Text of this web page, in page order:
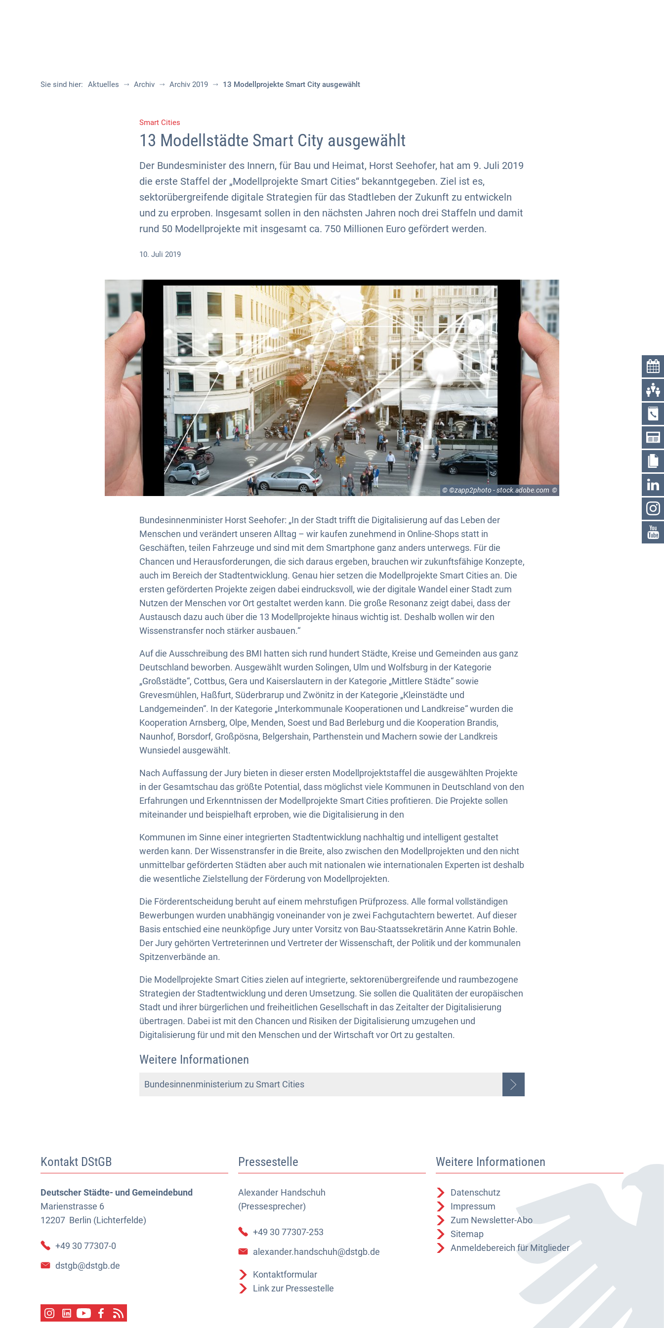
Sie sind hier: Aktuelles Archiv Archiv 2019 13 Modellprojekte Smart City ausgewählt
Smart Cities
13 Modellstädte Smart City ausgewählt
Der Bundesminister des Innern, für Bau und Heimat, Horst Seehofer, hat am 9. Juli 2019
die erste Staffel der „Modellprojekte Smart Cities“ bekanntgegeben. Ziel ist es,
sektorübergreifende digitale Strategien für das Stadtleben der Zukunft zu entwickeln
und zu erproben. Insgesamt sollen in den nächsten Jahren noch drei Staffeln und damit
rund 50 Modellprojekte mit insgesamt ca. 750 Millionen Euro gefördert werden.
10. Juli 2019
© ©zapp2photo - stock.adobe.com
Bundesinnenminister Horst Seehofer: „In der Stadt trifft die Digitalisierung auf das Leben der
Menschen und verändert unseren Alltag – wir kaufen zunehmend in Online-Shops statt in
Geschäften, teilen Fahrzeuge und sind mit dem Smartphone ganz anders unterwegs. Für die
Chancen und Herausforderungen, die sich daraus ergeben, brauchen wir zukunftsfähige Konzepte,
auch im Bereich der Stadtentwicklung. Genau hier setzen die Modellprojekte Smart Cities an. Die
ersten geförderten Projekte zeigen dabei eindrucksvoll, wie der digitale Wandel einer Stadt zum
Nutzen der Menschen vor Ort gestaltet werden kann. Die große Resonanz zeigt dabei, dass der
Austausch dazu auch über die 13 Modellprojekte hinaus wichtig ist. Deshalb wollen wir den
Wissenstransfer noch stärker ausbauen.“
Auf die Ausschreibung des BMI hatten sich rund hundert Städte, Kreise und Gemeinden aus ganz
Deutschland beworben. Ausgewählt wurden Solingen, Ulm und Wolfsburg in der Kategorie
„Großstädte“, Cottbus, Gera und Kaiserslautern in der Kategorie „Mittlere Städte“ sowie
Grevesmühlen, Haßfurt, Süderbrarup und Zwönitz in der Kategorie „Kleinstädte und
Landgemeinden“. In der Kategorie „Interkommunale Kooperationen und Landkreise“ wurden die
Kooperation Arnsberg, Olpe, Menden, Soest und Bad Berleburg und die Kooperation Brandis,
Naunhof, Borsdorf, Großpösna, Belgershain, Parthenstein und Machern sowie der Landkreis
Wunsiedel ausgewählt.
Nach Auffassung der Jury bieten in dieser ersten Modellprojektstaffel die ausgewählten Projekte
in der Gesamtschau das größte Potential, dass möglichst viele Kommunen in Deutschland von den
Erfahrungen und Erkenntnissen der Modellprojekte Smart Cities profitieren. Die Projekte sollen
miteinander und beispielhaft erproben, wie die Digitalisierung in den
Kommunen im Sinne einer integrierten Stadtentwicklung nachhaltig und intelligent gestaltet
werden kann. Der Wissenstransfer in die Breite, also zwischen den Modellprojekten und den nicht
unmittelbar geförderten Städten aber auch mit nationalen wie internationalen Experten ist deshalb
die wesentliche Zielstellung der Förderung von Modellprojekten.
Die Förderentscheidung beruht auf einem mehrstufigen Prüfprozess. Alle formal vollständigen
Bewerbungen wurden unabhängig voneinander von je zwei Fachgutachtern bewertet. Auf dieser
Basis entschied eine neunköpfige Jury unter Vorsitz von Bau-Staatssekretärin Anne Katrin Bohle.
Der Jury gehörten Vertreterinnen und Vertreter der Wissenschaft, der Politik und der kommunalen
Spitzenverbände an.
Die Modellprojekte Smart Cities zielen auf integrierte, sektorenübergreifende und raumbezogene
Strategien der Stadtentwicklung und deren Umsetzung. Sie sollen die Qualitäten der europäischen
Stadt und ihrer bürgerlichen und freiheitlichen Gesellschaft in das Zeitalter der Digitalisierung
übertragen. Dabei ist mit den Chancen und Risiken der Digitalisierung umzugehen und
Digitalisierung für und mit den Menschen und der Wirtschaft vor Ort zu gestalten.
Weitere Informationen
Bundesinnenministerium zu Smart Cities
Kontakt DStGB
Deutscher Städte- und Gemeindebund
Marienstrasse 6
12207 Berlin (Lichterfelde)
+49 30 77307-0
dstgb@dstgb.de
Pressestelle
Alexander Handschuh
(Pressesprecher)
Alexander Handschuh (Pressesprecher)
+49 30 77307-253
alexander.handschuh@dstgb.de
Kontaktformular
Link zur Pressestelle
Weitere Informationen
Datenschutz
Impressum
Zum Newsletter-Abo
Sitemap
Anmeldebereich für Mitglieder